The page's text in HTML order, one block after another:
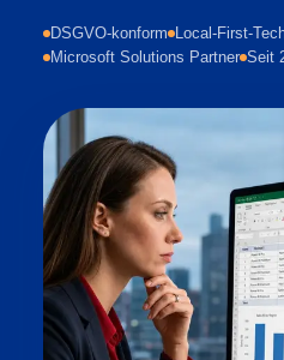
DSGVO-konform Local-First-
Microsoft Solutions Partner Seit